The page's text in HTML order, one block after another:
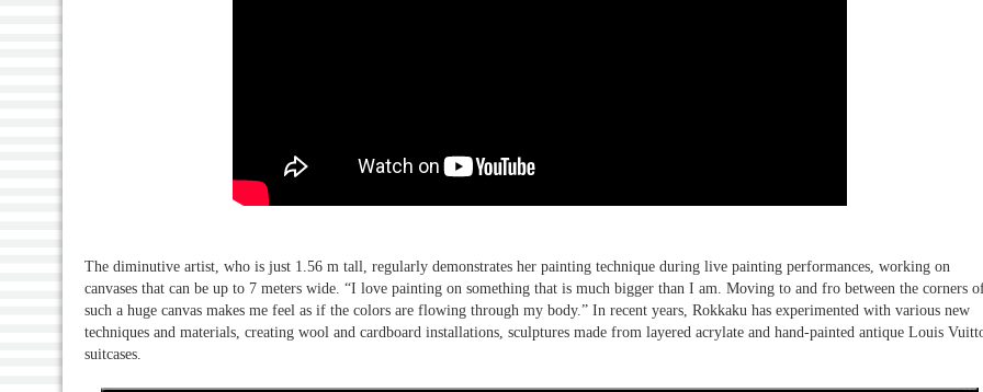
The diminutive artist, who is just 1.56 m tall, regularly demonstrates her painting technique during live painting performances, working on
canvases that can be up to 7 meters wide. “I love painting on something that is much bigger than I am. Moving to and fro between the corners
such a huge canvas makes me feel as if the colors are flowing through my body.” In recent years, Rokkaku has experimented with various new
techniques and materials, creating wool and cardboard installations, sculptures made from layered acrylate and hand-painted antique Louis
suitcases.